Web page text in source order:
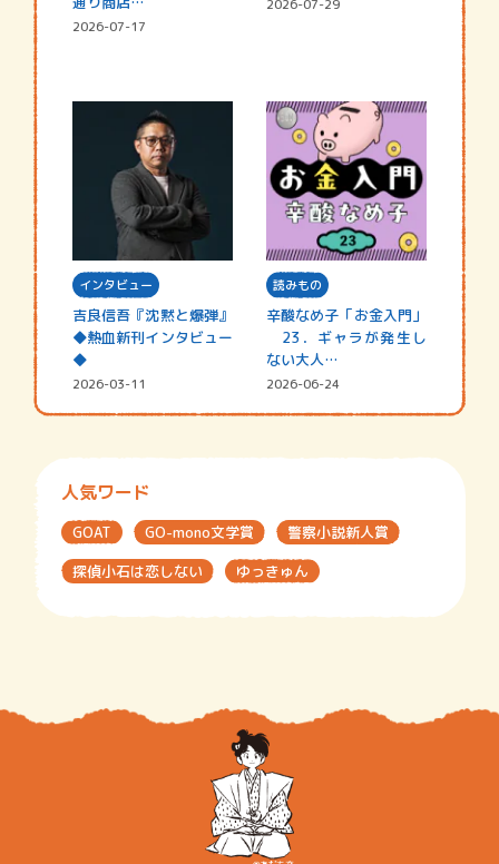
2026-07-17
2026-07-29
インタビュー
吉良信吾『沈黙と爆弾』
◆熱血新刊インタビュー
◆
2026-03-11
読みもの
辛酸なめ子「お金入門」
23．ギャラが発生し
ない大人…
2026-06-24
人気ワード
GOAT GO-mono文学賞
警察小説新人賞
探偵小石は恋しない
ゆっきゅん